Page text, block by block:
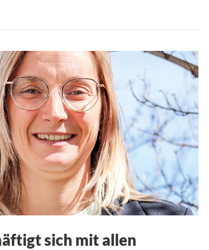
sich mit allen